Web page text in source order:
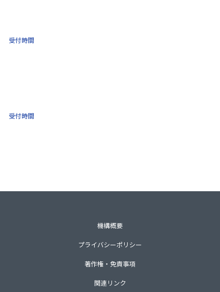
受付時間
受付時間
機構概要
プライバシーポリシー
著作権・免責事項
関連リンク